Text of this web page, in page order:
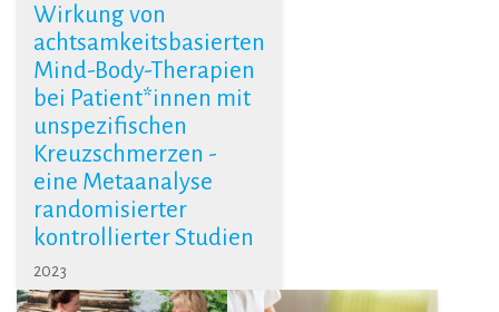
Wirkung von
achtsamkeitsbasierten
Mind-Body-Therapien
bei Patient*innen mit
unspezifischen
Kreuzschmerzen -
eine Metaanalyse
randomisierter
kontrollierter Studien
2023